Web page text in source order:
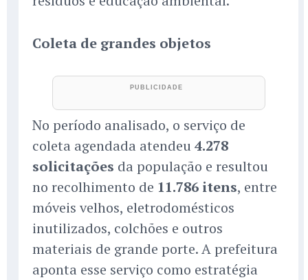
Coleta de grandes objetos
No período analisado, o serviço de
coleta agendada atendeu 4.278
solicitações da população e resultou
no recolhimento de 11.786 itens, entre
móveis velhos, eletrodomésticos
inutilizados, colchões e outros
materiais de grande porte. A prefeitura
aponta esse serviço como estratégia